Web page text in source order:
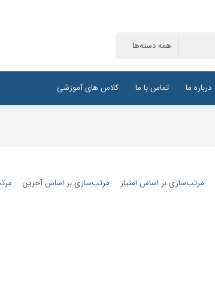
درباره ما تماس با ما کلاس های آموزشی
مرتب‌سازی بر اساس امتیاز مرتب‌سازی بر اساس آخرین